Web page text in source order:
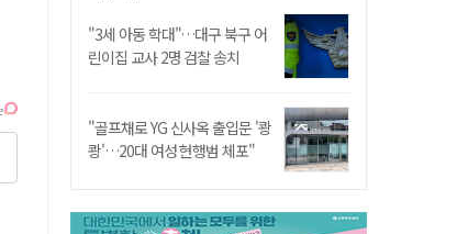
"3세 아동 학대"…대구 북구 어
린이집 교사 2명 검찰 송치
"골프채로 YG 신사옥 출입문 '쾅
쾅'…20대 여성 현행범 체포"